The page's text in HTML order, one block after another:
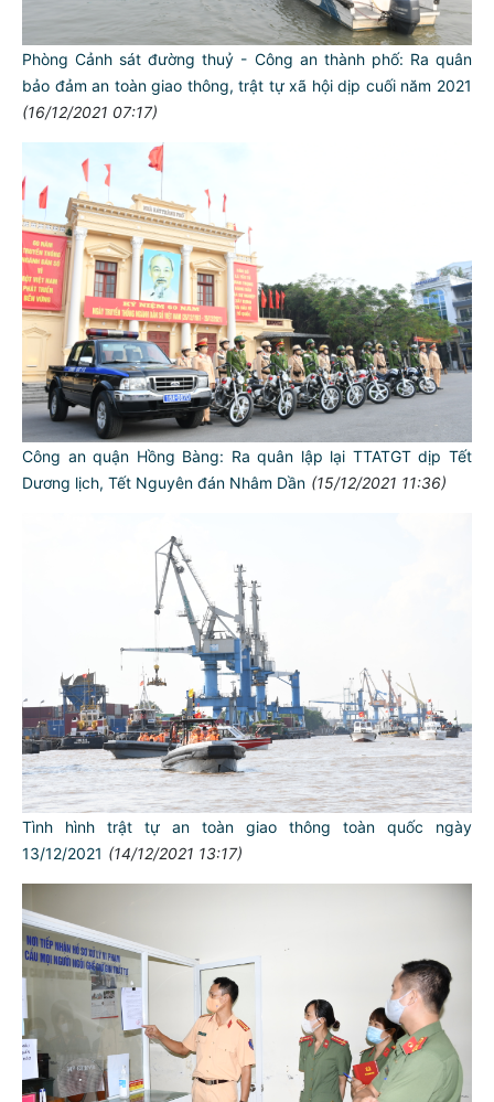
Phòng Cảnh sát đường thuỷ - Công an thành phố: Ra quân
bảo đảm an toàn giao thông, trật tự xã hội dịp cuối năm 2021
(16/12/2021 07:17)
Công an quận Hồng Bàng: Ra quân lập lại TTATGT dịp Tết
Dương lịch, Tết Nguyên đán Nhâm Dần (15/12/2021 11:36)
Tình hình trật tự an toàn giao thông toàn quốc ngày
13/12/2021 (14/12/2021 13:17)